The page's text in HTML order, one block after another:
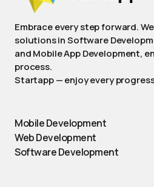
Embrace every step forward.
solutions in Software
and Mobile App Development,
process.
Startapp — enjoy every
Mobile Development
Web Development
Software Development